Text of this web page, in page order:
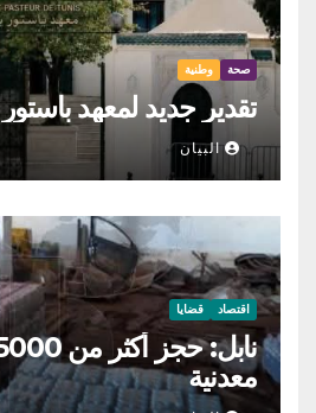
صحة وطنية
تقدير جديد لمعهد باستور
البيان
اقتصاد قضايا
معدنية